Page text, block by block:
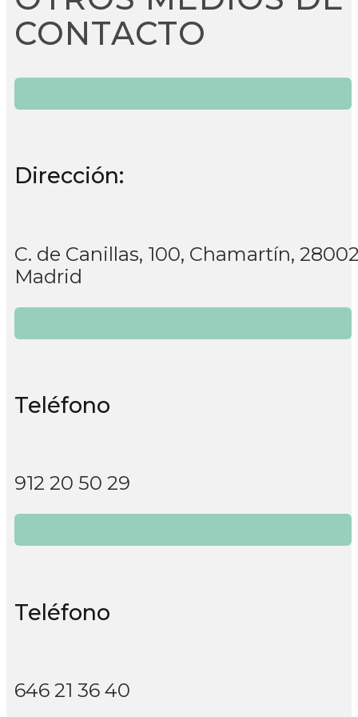
CONTACTO
Dirección:
C. de Canillas, 100, Chamartín,
Madrid
Teléfono
912 20 50 29
Teléfono
646 21 36 40